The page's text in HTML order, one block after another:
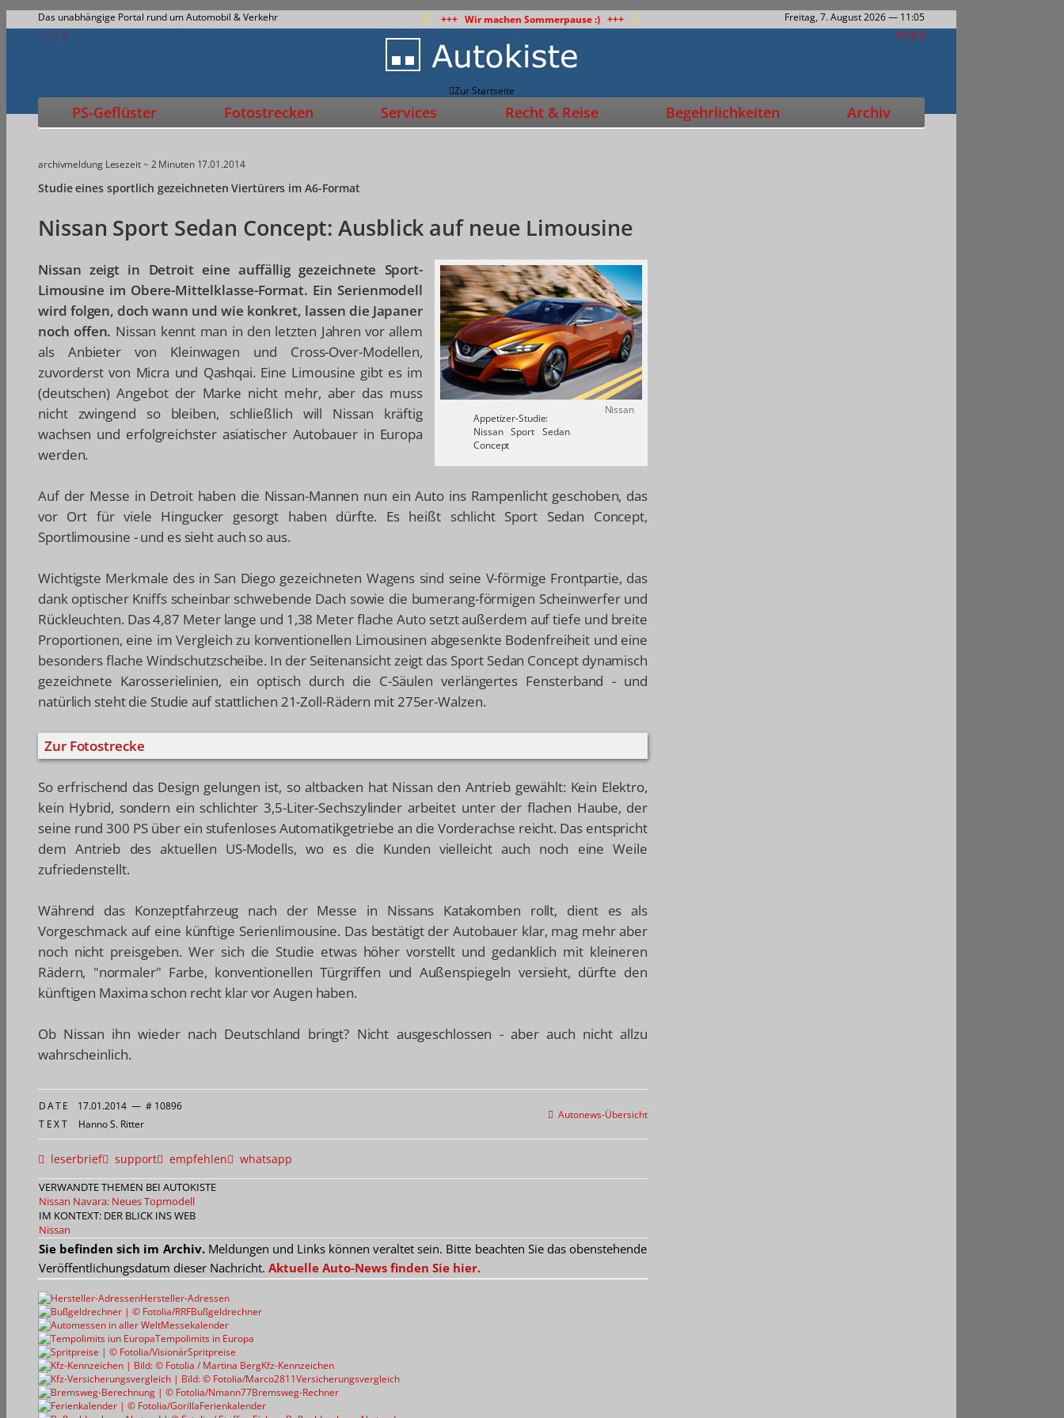
Das unabhängige Portal rund um Automobil & Verkehr +++ Wir machen Sommerpause :) +++ Freitag, 7. August 2026— 11:06
Zur Startseite
PS-Geflüster Fotostrecken Services Recht & Reise Begehrlichkeiten Archiv
archivmeldung Lesezeit ~ 2 Minuten 17.01.2014
Studie eines sportlich gezeichneten Viertürers im A6-Format
Nissan Sport Sedan Concept: Ausblick auf neue Limousine
Nissan
Appetizer-Studie:
Nissan Sport Sedan
Concept
Nissan zeigt in Detroit eine auffällig gezeichnete Sport-
Limousine im Obere-Mittelklasse-Format. Ein Serienmodell
wird folgen, doch wann und wie konkret, lassen die Japaner
noch offen. Nissan kennt man in den letzten Jahren vor allem
als Anbieter von Kleinwagen und Cross-Over-Modellen,
zuvorderst von Micra und Qashqai. Eine Limousine gibt es im
(deutschen) Angebot der Marke nicht mehr, aber das muss
nicht zwingend so bleiben, schließlich will Nissan kräftig
wachsen und erfolgreichster asiatischer Autobauer in Europa
werden.
Auf der Messe in Detroit haben die Nissan-Mannen nun ein Auto ins Rampenlicht geschoben, das
vor Ort für viele Hingucker gesorgt haben dürfte. Es heißt schlicht Sport Sedan Concept,
Sportlimousine - und es sieht auch so aus.
Wichtigste Merkmale des in San Diego gezeichneten Wagens sind seine V-förmige Frontpartie, das
dank optischer Kniffs scheinbar schwebende Dach sowie die bumerang-förmigen Scheinwerfer und
Rückleuchten. Das 4,87 Meter lange und 1,38 Meter flache Auto setzt außerdem auf tiefe und breite
Proportionen, eine im Vergleich zu konventionellen Limousinen abgesenkte Bodenfreiheit und eine
besonders flache Windschutzscheibe. In der Seitenansicht zeigt das Sport Sedan Concept dynamisch
gezeichnete Karosserielinien, ein optisch durch die C-Säulen verlängertes Fensterband - und
natürlich steht die Studie auf stattlichen 21-Zoll-Rädern mit 275er-Walzen.
Zur Fotostrecke
So erfrischend das Design gelungen ist, so altbacken hat Nissan den Antrieb gewählt: Kein Elektro,
kein Hybrid, sondern ein schlichter 3,5-Liter-Sechszylinder arbeitet unter der flachen Haube, der
seine rund 300 PS über ein stufenloses Automatikgetriebe an die Vorderachse reicht. Das entspricht
dem Antrieb des aktuellen US-Modells, wo es die Kunden vielleicht auch noch eine Weile
zufriedenstellt.
Während das Konzeptfahrzeug nach der Messe in Nissans Katakomben rollt, dient es als
Vorgeschmack auf eine künftige Serienlimousine. Das bestätigt der Autobauer klar, mag mehr aber
noch nicht preisgeben. Wer sich die Studie etwas höher vorstellt und gedanklich mit kleineren
Rädern, "normaler" Farbe, konventionellen Türgriffen und Außenspiegeln versieht, dürfte den
künftigen Maxima schon recht klar vor Augen haben.
Ob Nissan ihn wieder nach Deutschland bringt? Nicht ausgeschlossen - aber auch nicht allzu
wahrscheinlich.
Autonews-Übersicht
DATE 17.01.2014 — # 10896
TEXT Hanno S. Ritter
leserbrief support empfehlen whatsapp
VERWANDTE THEMEN BEI AUTOKISTE
Nissan Navara: Neues Topmodell
IM KONTEXT: DER BLICK INS WEB
Nissan
Sie befinden sich im Archiv.Meldungen und Links können veraltet sein. Bitte beachten Sie das obenstehende
Veröffentlichungsdatum dieser Nachricht. Aktuelle Auto-News finden Sie hier.
Hersteller-Adressen
Bußgeldrechner
Messekalender
Tempolimits in Europa
Spritpreise
Kfz-Kennzeichen
Versicherungsvergleich
Bremsweg-Rechner
Ferienkalender